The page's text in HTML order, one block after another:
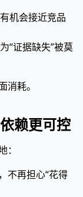
机会接近竞品
“证据缺失”被莫
耗。
赖更可控
不再担心“花得